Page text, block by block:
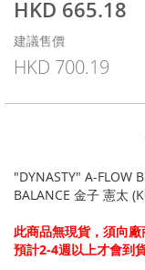
特
價
格
HKD 665.18
建議售價
HKD 700.19
"DYNASTY" A-FLOW
BALANCE 金子 憲太
此商品無現貨，須向廠
預計2-4週以上才會到
gallery